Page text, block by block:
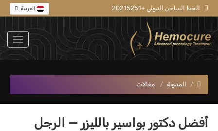
الخط الساخن الدولي +20215251
المدونة مقالات
أفضل دكتور بواسير بالليزر — الرجل